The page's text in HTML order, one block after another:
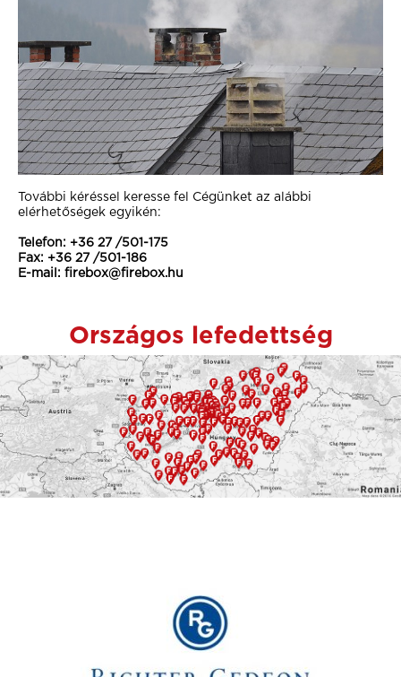
További kéréssel keresse fel Cégünket az alábbi
elérhetőségek egyikén:
Telefon: +36 27 /501-175
Fax: +36 27 /501-186
E-mail: firebox@firebox.hu
Országos lefedettség